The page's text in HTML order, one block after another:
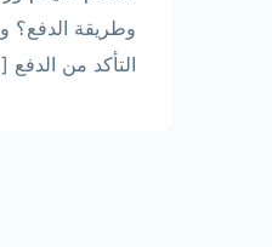
التأكد من